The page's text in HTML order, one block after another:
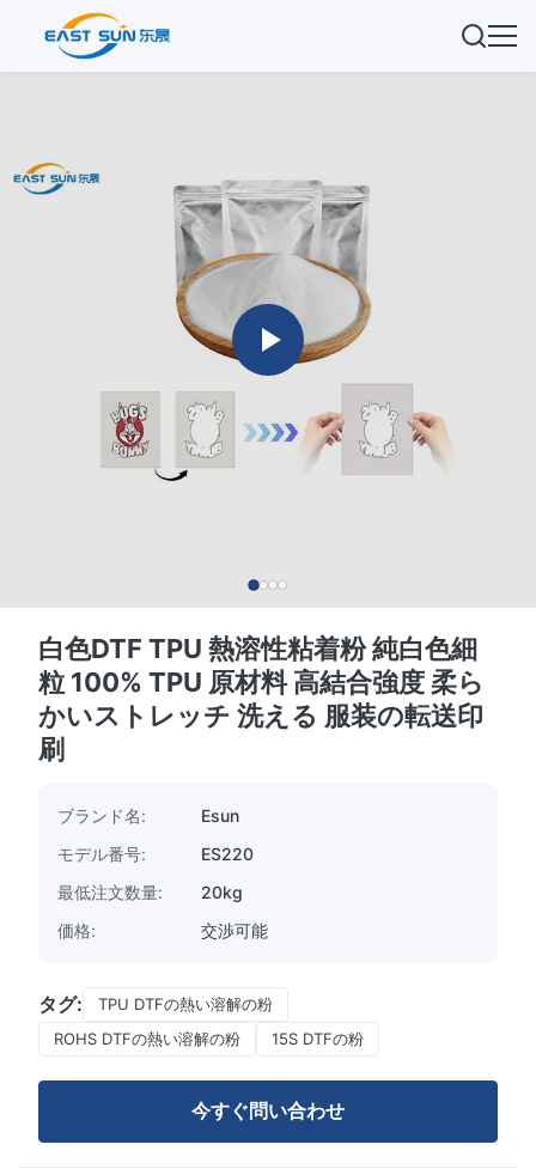
白色DTF TPU 熱溶性粘着粉 純白色細
粒 100% TPU 原材料 高結合強度 柔ら
かいストレッチ 洗える 服装の転送印
刷
ブランド名:
Esun
モデル番号:
ES220
最低注文数量:
20kg
価格:
交渉可能
タグ:
TPU DTFの熱い溶解の粉
ROHS DTFの熱い溶解の粉
15S DTFの粉
今すぐ問い合わせ